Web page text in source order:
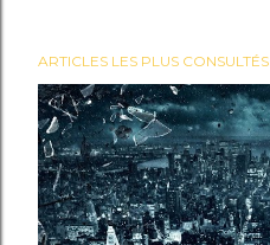
ARTICLES LES PLUS CONSULTÉS